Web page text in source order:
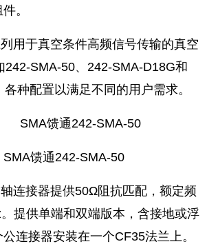
。
用于真空条件高频信号传输的真空
242-SMA-50、242-SMA-D18G和
种配置以满足不同的用户需求。
SMA馈通242-SMA-50
连接器提供50Ω阻抗匹配，额定频
提供单端和双端版本，含接地或浮
连接器安装在一个CF35法兰上。